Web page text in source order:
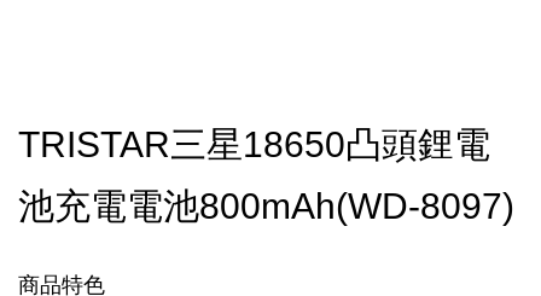
TRISTAR三星18650凸頭鋰電
池充電電池800mAh(WD-8097)
商品特色